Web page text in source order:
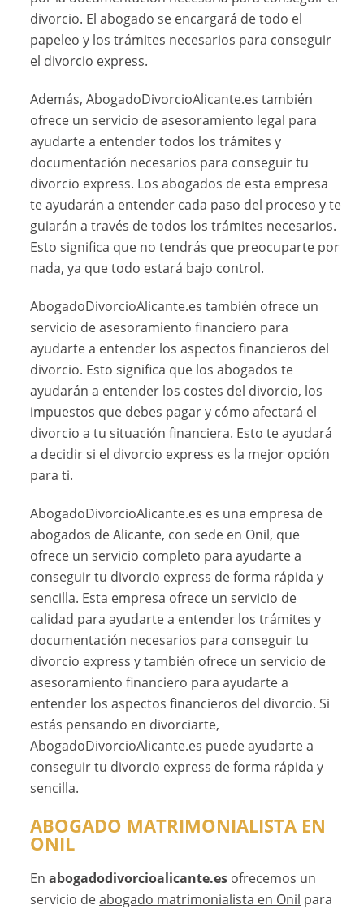
divorcio. El abogado se encargará de todo el
papeleo y los trámites necesarios para conseguir
el divorcio express.
Además, AbogadoDivorcioAlicante.es también
ofrece un servicio de asesoramiento legal para
ayudarte a entender todos los trámites y
documentación necesarios para conseguir tu
divorcio express. Los abogados de esta empresa
te ayudarán a entender cada paso del proceso y te
guiarán a través de todos los trámites necesarios.
Esto significa que no tendrás que preocuparte por
nada, ya que todo estará bajo control.
AbogadoDivorcioAlicante.es también ofrece un
servicio de asesoramiento financiero para
ayudarte a entender los aspectos financieros del
divorcio. Esto significa que los abogados te
ayudarán a entender los costes del divorcio, los
impuestos que debes pagar y cómo afectará el
divorcio a tu situación financiera. Esto te ayudará
a decidir si el divorcio express es la mejor opción
para ti.
AbogadoDivorcioAlicante.es es una empresa de
abogados de Alicante, con sede en Onil, que
ofrece un servicio completo para ayudarte a
conseguir tu divorcio express de forma rápida y
sencilla. Esta empresa ofrece un servicio de
calidad para ayudarte a entender los trámites y
documentación necesarios para conseguir tu
divorcio express y también ofrece un servicio de
asesoramiento financiero para ayudarte a
entender los aspectos financieros del divorcio. Si
estás pensando en divorciarte,
AbogadoDivorcioAlicante.es puede ayudarte a
conseguir tu divorcio express de forma rápida y
sencilla.
ABOGADO MATRIMONIALISTA EN
ONIL
Enabogadodivorcioalicante.es ofrecemos un
servicio deabogado matrimonialista en Onil para